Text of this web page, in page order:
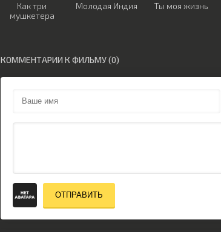
Как три
мушкетера
Молодая Индия Ты моя жизнь
КОММЕНТАРИИ К ФИЛЬМУ (0)
ОТПРАВИТЬ